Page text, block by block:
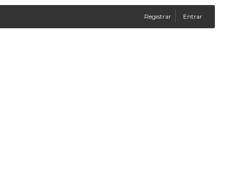
Registrar Entrar